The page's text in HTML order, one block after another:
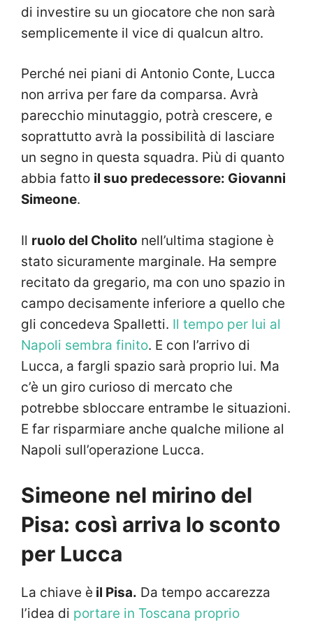
di investire su un giocatore che non sarà
semplicemente il vice di qualcun altro.
Perché nei piani di Antonio Conte, Lucca
non arriva per fare da comparsa. Avrà
parecchio minutaggio, potrà crescere, e
soprattutto avrà la possibilità di lasciare
un segno in questa squadra. Più di quanto
abbia fatto il suo predecessore: Giovanni
Simeone.
Il ruolo del Cholito nell’ultima stagione è
stato sicuramente marginale. Ha sempre
recitato da gregario, ma con uno spazio in
campo decisamente inferiore a quello che
gli concedeva Spalletti. Il tempo per lui al
Napoli sembra finito. E con l’arrivo di
Lucca, a fargli spazio sarà proprio lui. Ma
c’è un giro curioso di mercato che
potrebbe sbloccare entrambe le situazioni.
E far risparmiare anche qualche milione al
Napoli sull’operazione Lucca.
Simeone nel mirino del
Pisa: così arriva lo sconto
per Lucca
La chiave è il Pisa. Da tempo accarezza
l’idea di portare in Toscana proprio